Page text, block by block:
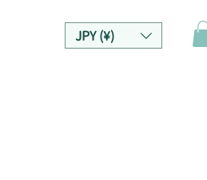
JPY (¥)